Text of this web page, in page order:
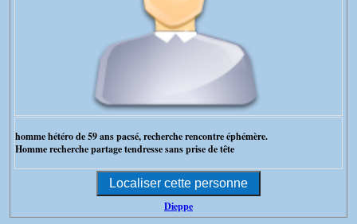
homme hétéro de 59 ans pacsé, recherche rencontre éphémère.
Homme recherche partage tendresse sans prise de tête
Dieppe